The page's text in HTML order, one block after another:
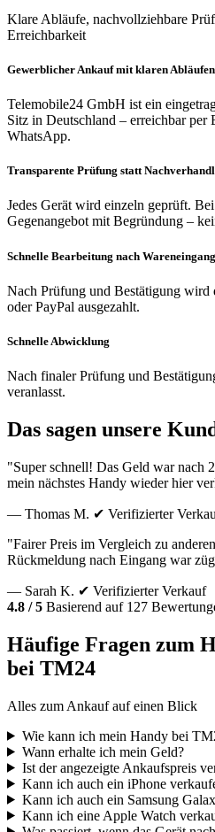
Klare Abläufe, nachvollziehbare
Erreichbarkeit
Gewerblicher Ankauf mit klaren Abläufen
Telemobile24 GmbH ist ein
Sitz in Deutschland – erreichbar per
WhatsApp.
Transparente Prüfung statt
Jedes Gerät wird einzeln geprüft.
Gegenangebot mit Begründung –
Schnelle Bearbeitung nach Wareneingang
Nach Prüfung und Bestätigung
oder PayPal ausgezahlt.
Schnelle Abwicklung
Nach finaler Prüfung und
veranlasst.
Das sagen unsere
"Super schnell! Das Geld war nach
mein nächstes Handy wieder hier
— Thomas M. ✔ Verifizierter
"Fairer Preis im Vergleich zu
Rückmeldung nach Eingang war
— Sarah K. ✔ Verifizierter Verkauf
4.8 / 5 Basierend auf 127
Häufige Fragen zum
bei TM24
Alles zum Ankauf auf einen Blick
Wie kann ich mein Handy bei
Wann erhalte ich mein Geld?
Ist der angezeigte Ankaufspreis
Kann ich auch ein iPhone
Kann ich auch ein Samsung
Kann ich eine Apple Watch